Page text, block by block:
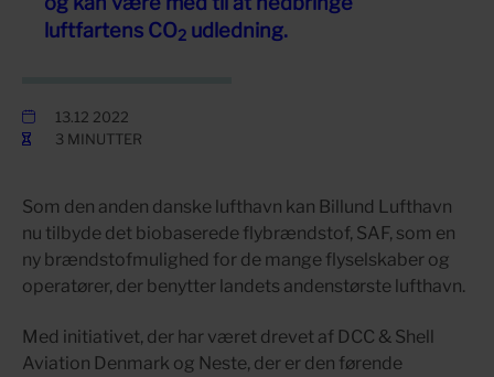
luftfartens CO2 udledning.
13.12 2022
3 MINUTTER
Som den anden danske lufthavn kan Billund Lufthavn
nu tilbyde det biobaserede flybrændstof, SAF, som en
ny brændstofmulighed for de mange flyselskaber og
operatører, der benytter landets andenstørste lufthavn.
Med initiativet, der har været drevet af DCC & Shell
Aviation Denmark og Neste, der er den førende